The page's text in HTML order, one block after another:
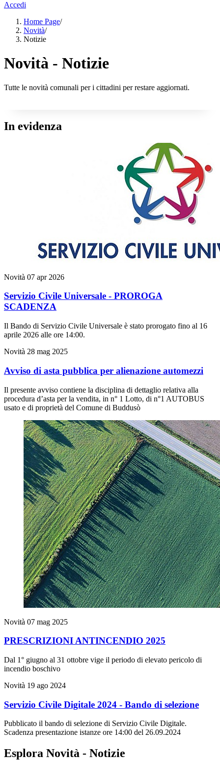
Accedi
Home Page/
Novità/
Notizie
Novità - Notizie
Tutte le novità comunali per i cittadini per restare aggiornati.
In evidenza
Novità 07 apr 2026
Servizio Civile Universale - PROROGA
SCADENZA
Il Bando di Servizio Civile Universale è stato prorogato fino al 16
aprile 2026 alle ore 14:00.
Novità 28 mag 2025
Avviso di asta pubblica per alienazione automezzi
Il presente avviso contiene la disciplina di dettaglio relativa alla
procedura d’asta per la vendita, in n° 1 Lotto, di n°1 AUTOBUS
usato e di proprietà del Comune di Buddusò
Novità 07 mag 2025
PRESCRIZIONI ANTINCENDIO 2025
Dal 1° giugno al 31 ottobre vige il periodo di elevato pericolo di
incendio boschivo
Novità 19 ago 2024
Servizio Civile Digitale 2024 - Bando di selezione
Pubblicato il bando di selezione di Servizio Civile Digitale.
Scadenza presentazione istanze ore 14:00 del 26.09.2024
Esplora Novità - Notizie